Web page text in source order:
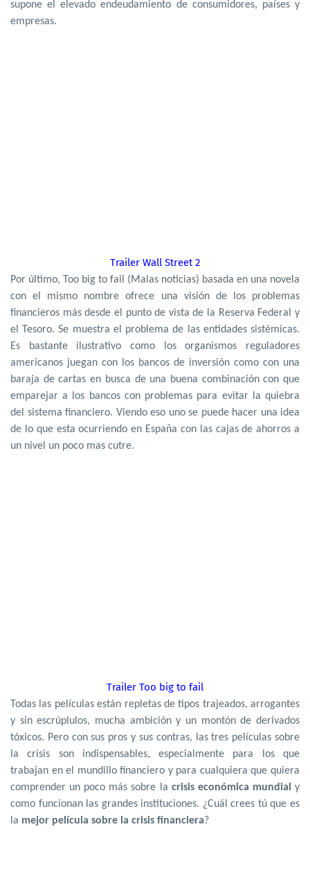
supone el elevado endeudamiento de consumidores, países y
empresas.
Trailer Wall Street 2
Por último, Too big to fail (Malas noticias) basada en una novela
con el mismo nombre ofrece una visión de los problemas
financieros más desde el punto de vista de la Reserva Federal y
el Tesoro. Se muestra el problema de las entidades sistémicas.
Es bastante ilustrativo como los organismos reguladores
americanos juegan con los bancos de inversión como con una
baraja de cartas en busca de una buena combinación con que
emparejar a los bancos con problemas para evitar la quiebra
del sistema financiero. Viendo eso uno se puede hacer una idea
de lo que esta ocurriendo en España con las cajas de ahorros a
un nivel un poco mas cutre.
Trailer Too big to fail
Todas las películas están repletas de tipos trajeados, arrogantes
y sin escrúplulos, mucha ambición y un montón de derivados
tóxicos. Pero con sus pros y sus contras, las tres películas sobre
la crisis son indispensables, especialmente para los que
trabajan en el mundillo financiero y para cualquiera que quiera
comprender un poco más sobre la crisis económica mundial y
como funcionan las grandes instituciones. ¿Cuál crees tú que es
la mejor película sobre la crisis financiera?